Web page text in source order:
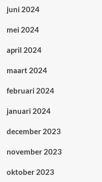
juni 2024
mei 2024
april 2024
maart 2024
februari 2024
januari 2024
december 2023
november 2023
oktober 2023